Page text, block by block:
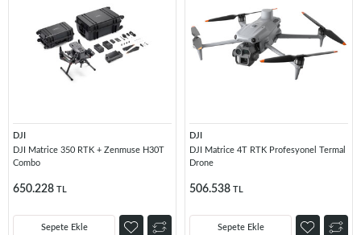
DJI
DJI Matrice 350 RTK + Zenmuse H30T
Combo
650.228 TL
Sepete Ekle
DJI
DJI Matrice 4T RTK Profesyonel Termal
Drone
506.538 TL
Sepete Ekle